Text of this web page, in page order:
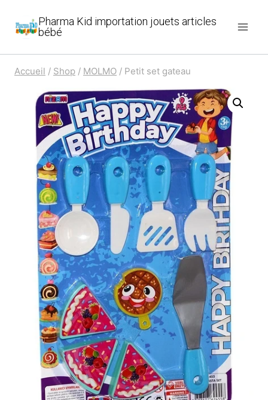
Pharma Kid importation jouets articles
bébé
Accueil / Shop / MOLMO / Petit set gateau